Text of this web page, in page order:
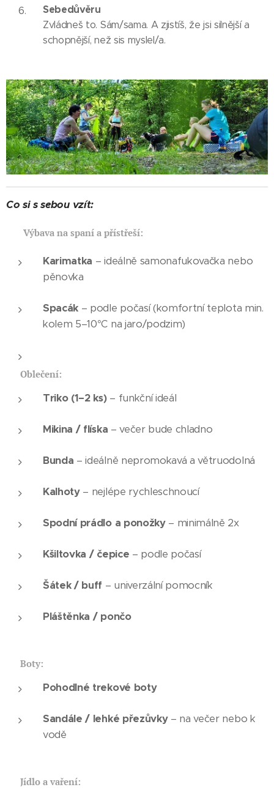
Sebedůvěru
Zvládneš to. Sám/sama. A zjistíš, že jsi silnější a
schopnější, než sis myslel/a.
Co si s sebou vzít:
Výbava na spaní a přístřeší:
Karimatka – ideálně samonafukovačka nebo
pěnovka
Spacák – podle počasí (komfortní teplota min.
kolem 5–10°C na jaro/podzim)
Oblečení:
Triko (1–2 ks)– funkční ideál
Mikina / flíska – večer bude chladno
Bunda – ideálně nepromokavá a větruodolná
Kalhoty– nejlépe rychleschnoucí
Spodní prádlo a ponožky– minimálně 2x
Kšiltovka / čepice – podle počasí
Šátek / buff – univerzální pomocník
Pláštěnka / pončo
Boty:
Pohodlné trekové boty
Sandále / lehké přezůvky– na večer nebo k
vodě
Jídlo a vaření: